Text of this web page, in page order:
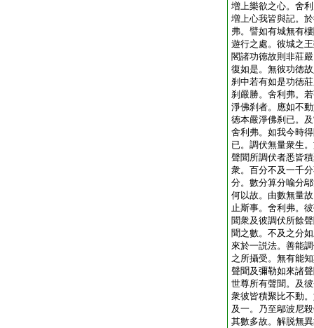
増上樂欲之心。舍
増上心我皆與記。
弗。譬如有城無有
遊行之處。彼城之
閣諸功徳故則非莊
復如是。無彼功徳
刹中若有如是功徳
刹嚴勝。舍利弗。
淨佛刹者。應如不
徳本嚴淨佛刹已。
舍利弗。如我今時
已。調伏無量衆生
聲聞所調伏者悉皆
衆。百分不及一千
分。數分算分喩分
何以故。由數無量
止斯事。舍利弗。
聞衆及彼調伏所餘
聞之數。不及之分
來於一説法。善能
之所攝受。無有能
聲聞及彌勒如來諸
世尊所有聲聞。及
衆彼皆積聚比不動
及一。乃至鄔波尼
其數多故。解脱無